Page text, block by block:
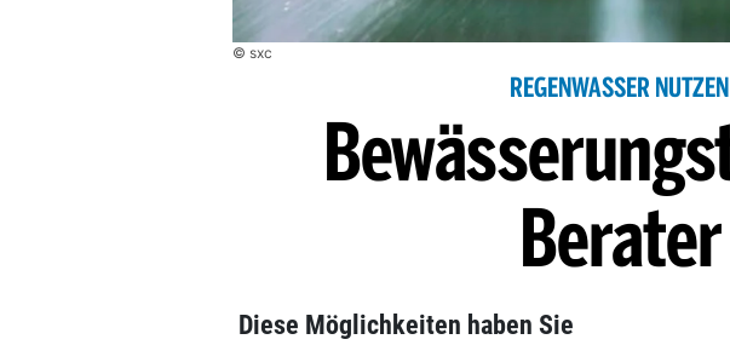
© sxc
REGENWASSER NUTZEN
Berater
Diese Möglichkeiten haben Sie